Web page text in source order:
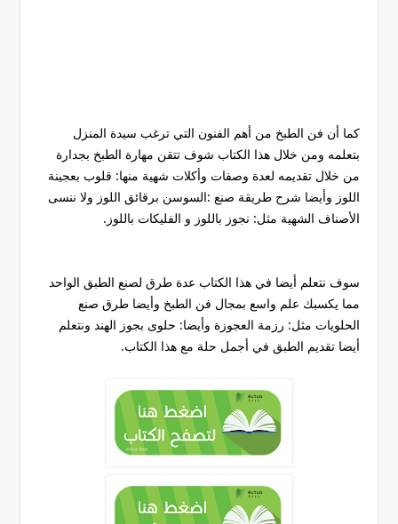
كما أن فن الطبخ من أهم الفنون التي ترغب سيدة المنزل
بتعلمه ومن خلال هذا الكتاب شوف تتقن مهارة الطبخ بجدارة
من خلال تقديمه لعدة وصفات وأكلات شهية منها: قلوب بعجينة
اللوز وأيضا شرح طريقة صنع :السوسن برقائق اللوز ولا ننسى
الأصناف الشهية مثل: نجوز باللوز و الفليكات باللوز.
سوف نتعلم أيضا في هذا الكتاب عدة طرق لصنع الطبق الواحد
مما يكسبك علم واسع بمجال فن الطبخ وأيضا طرق صنع
الحلويات مثل: رزمة العجوزة وأيضا: حلوى بجوز الهند ونتعلم
أيضا تقديم الطبق في أجمل حلة مع هذا الكتاب.